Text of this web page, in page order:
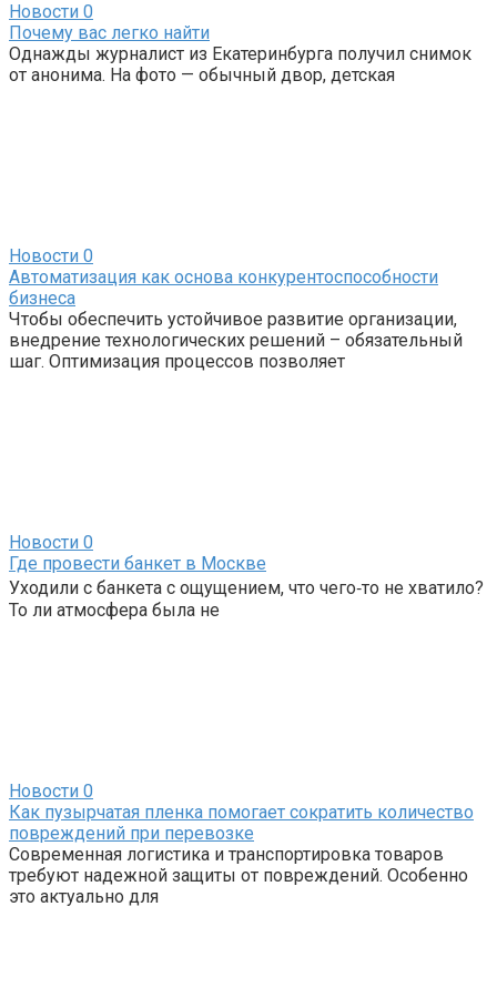
Новости 0
Почему вас легко найти
Однажды журналист из Екатеринбурга получил снимок
от анонима. На фото — обычный двор, детская
Новости 0
Автоматизация как основа конкурентоспособности
бизнеса
Чтобы обеспечить устойчивое развитие организации,
внедрение технологических решений – обязательный
шаг. Оптимизация процессов позволяет
Новости 0
Где провести банкет в Москве
Уходили с банкета с ощущением, что чего‑то не хватило?
То ли атмосфера была не
Новости 0
Как пузырчатая пленка помогает сократить количество
повреждений при перевозке
Современная логистика и транспортировка товаров
требуют надежной защиты от повреждений. Особенно
это актуально для